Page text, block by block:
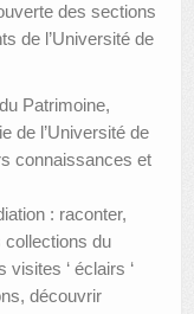
des sections
de l’Université de
Patrimoine,
de l’Université de
connaissances et
: raconter,
du
‘ éclairs ‘
découvrir